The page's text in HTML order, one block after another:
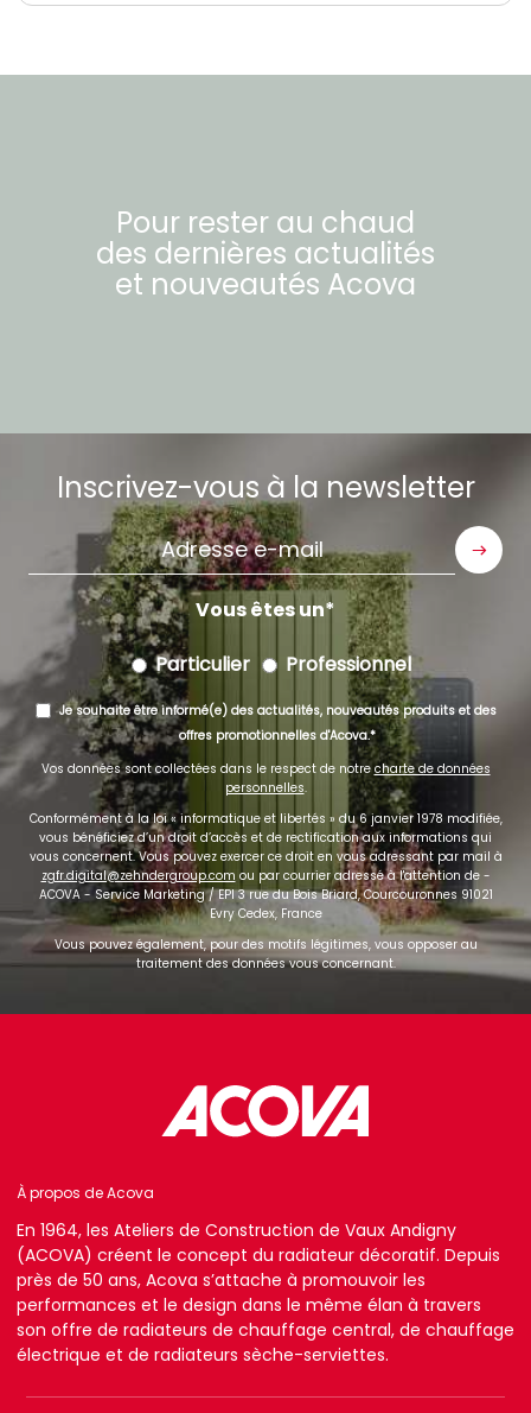
Pour rester au chaud
des dernières actualités
et nouveautés Acova
Inscrivez-vous à la newsletter
Adresse
e-
mail
Vous êtes un
Particulier
Professionnel
Je souhaite être informé(e) des actualités, nouveautés produits et des
offres promotionnelles d'Acova.
Vos données sont collectées dans le respect de notre charte de données
personnelles.
Conformément à la loi « informatique et libertés » du 6 janvier 1978 modifiée,
vous bénéficiez d’un droit d’accès et de rectification aux informations qui
vous concernent. Vous pouvez exercer ce droit en vous adressant par mail à
zgfr.digital@zehndergroup.com ou par courrier adressé à l'attention de -
ACOVA - Service Marketing / EPI 3 rue du Bois Briard, Courcouronnes 91021
Evry Cedex, France
Vous pouvez également, pour des motifs légitimes, vous opposer au
traitement des données vous concernant.
À propos de Acova
En 1964, les Ateliers de Construction de Vaux Andigny
(ACOVA) créent le concept du radiateur décoratif. Depuis
près de 50 ans, Acova s’attache à promouvoir les
performances et le design dans le même élan à travers
son offre de radiateurs de chauffage central, de chauffage
électrique et de radiateurs sèche-serviettes.